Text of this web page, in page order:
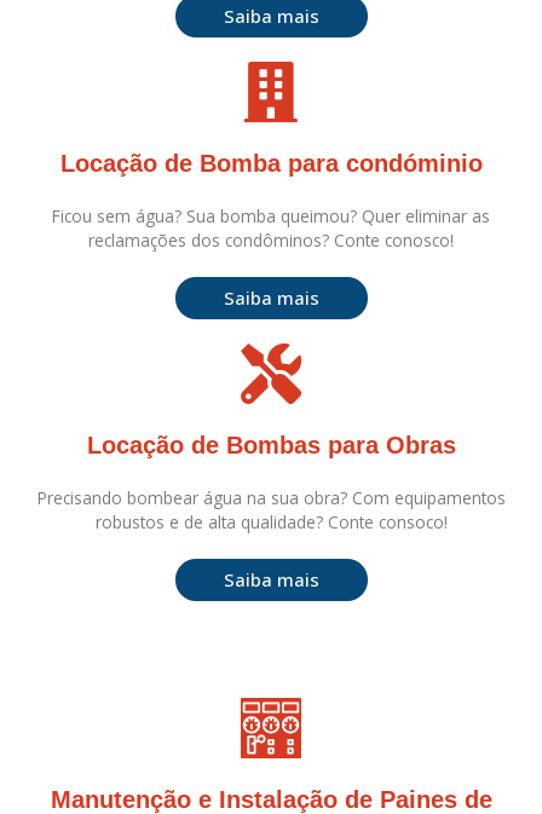
Saiba mais
Locação de Bomba para condóminio
Ficou sem água? Sua bomba queimou? Quer eliminar as
reclamações dos condôminos? Conte conosco!
Saiba mais
Locação de Bombas para Obras
Precisando bombear água na sua obra? Com equipamentos
robustos e de alta qualidade? Conte consoco!
Saiba mais
Manutenção e Instalação de Paines de